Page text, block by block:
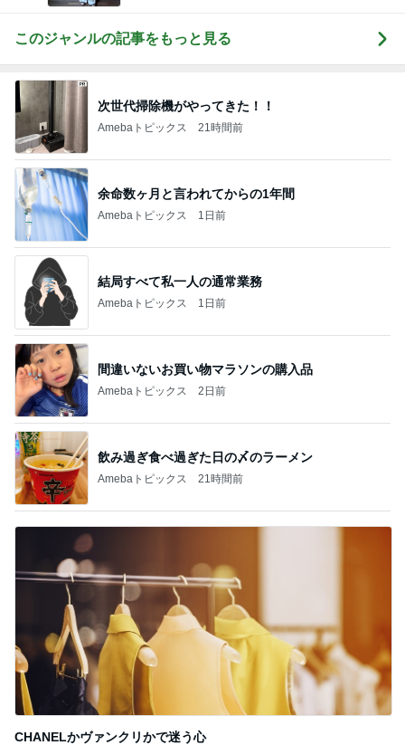
このジャンルの記事をもっと見る
次世代掃除機がやってきた！！
Amebaトピックス 21時間前
余命数ヶ月と言われてからの1年間
Amebaトピックス 1日前
結局すべて私一人の通常業務
Amebaトピックス 1日前
間違いないお買い物マラソンの購入品
Amebaトピックス 2日前
飲み過ぎ食べ過ぎた日の〆のラーメン
Amebaトピックス 21時間前
CHANELかヴァンクリかで迷う心